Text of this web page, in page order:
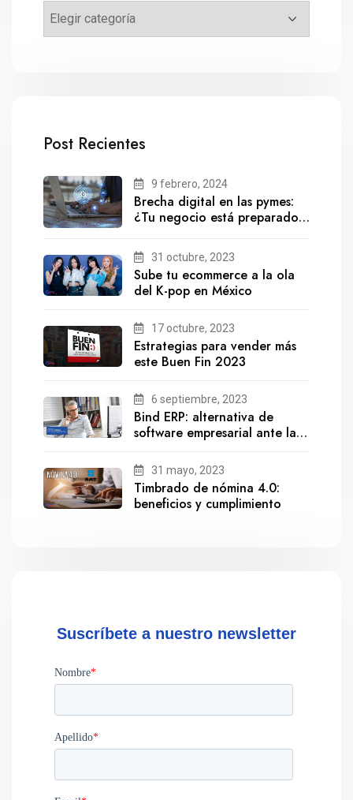
Post Recientes
9 febrero, 2024
Brecha digital en las pymes:
¿Tu negocio está preparado
31 octubre, 2023
Sube tu ecommerce a la ola
del K-pop en México
17 octubre, 2023
Estrategias para vender más
este Buen Fin 2023
6 septiembre, 2023
Bind ERP: alternativa de
software empresarial ante la
31 mayo, 2023
Timbrado de nómina 4.0:
beneficios y cumplimiento
Suscríbete a nuestro newsletter